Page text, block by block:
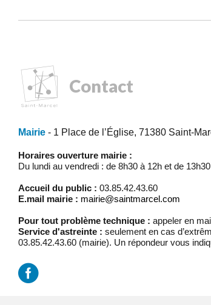
Contact
Mairie - 1 Place de l’Église, 71380 Saint-
Horaires ouverture mairie :
Du lundi au vendredi : de 8h30 à 12h et de
Accueil du public : 03.85.42.43.60
E.mail mairie : mairie@saintmarcel.com
Pour tout problème technique : appeler en
Service d'astreinte : seulement en cas
03.85.42.43.60 (mairie). Un répondeur vous